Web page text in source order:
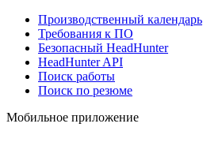
Производственный календарь
Требования к ПО
Безопасный HeadHunter
HeadHunter API
Поиск работы
Поиск по резюме
Мобильное приложение